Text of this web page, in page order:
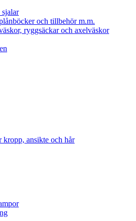
och tillbehör m.m.
ryggsäckar och axelväskor
kropp, ansikte och hår